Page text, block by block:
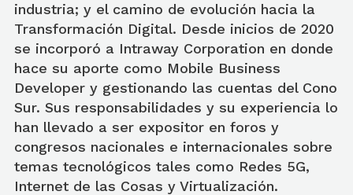
industria; y el camino de evolución hacia la
Transformación Digital. Desde inicios de 2020
se incorporó a Intraway Corporation en donde
hace su aporte como Mobile Business
Developer y gestionando las cuentas del Cono
Sur. Sus responsabilidades y su experiencia lo
han llevado a ser expositor en foros y
congresos nacionales e internacionales sobre
temas tecnológicos tales como Redes 5G,
Internet de las Cosas y Virtualización.